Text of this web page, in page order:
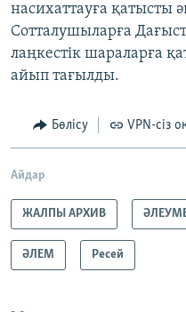
насихаттауға қатысты
Сотталушыларға
лаңкестік шараларға
айып тағылды.
Бөлісу VPN-сіз
Айдар
ЖАЛПЫ АРХИВ
ӘЛЕМ Ресей